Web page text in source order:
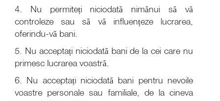
4. Nu permiteți niciodată nimănui să vă
controleze sau să vă influențeze lucrarea,
oferindu-vă bani.
5. Nu acceptați niciodată bani de la cei care nu
primesc lucrarea voastră.
6. Nu acceptați niciodată bani pentru nevoile
voastre personale sau familiale, de la cineva